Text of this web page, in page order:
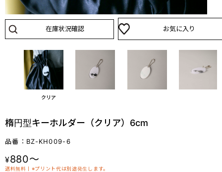
在庫状況確認 お気に入り
クリア
楕円型キーホルダー（クリア）6cm
品番：BZ-KH009-6
¥880～
送料無料丨※プリント代は別途発生します。